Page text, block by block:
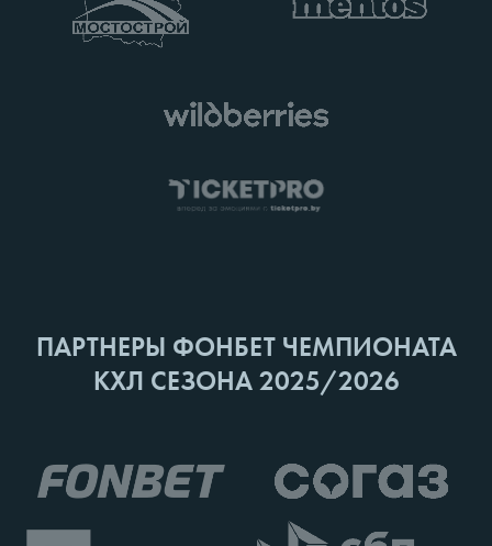
ПАРТНЕРЫ ФОНБЕТ ЧЕМПИОНАТА
КХЛ СЕЗОНА 2025/2026